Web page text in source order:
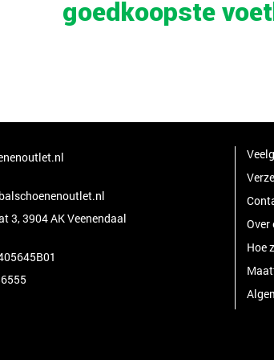
goedkoopste
3, 3904 AK Veenendaal
Over
Hoe